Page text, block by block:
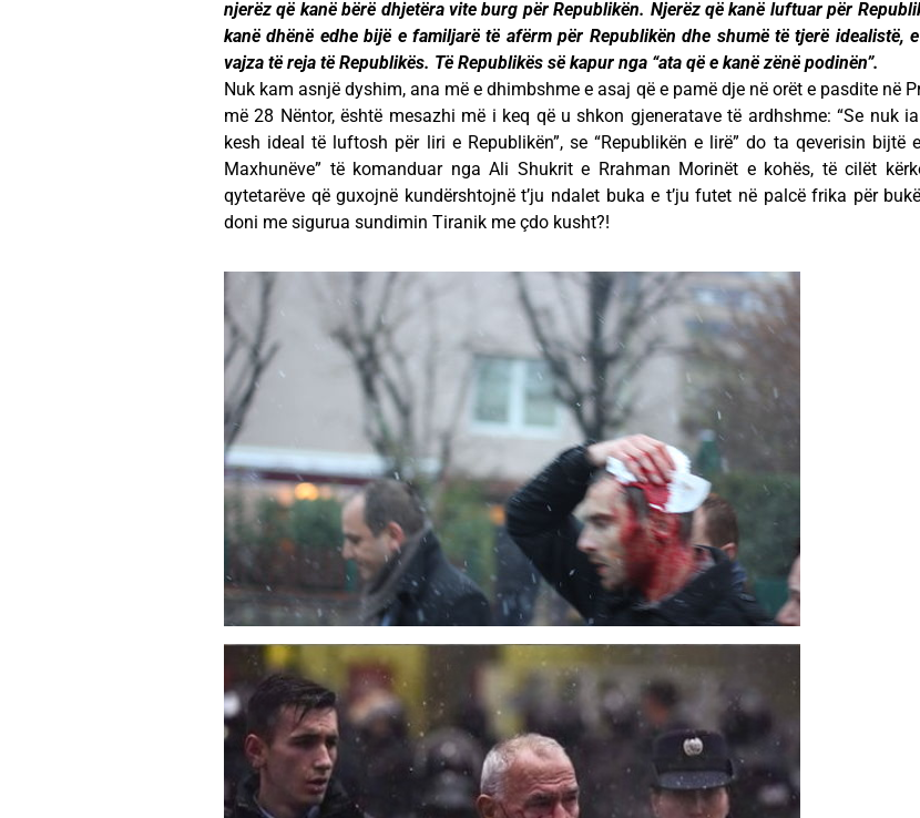
njerëz që kanë bërë dhjetëra vite burg për Republikën. Njerëz që kanë luftuar për
kanë dhënë edhe bijë e familjarë të afërm për Republikën dhe shumë të tjerë idealistë,
vajza të reja të Republikës. Të Republikës së kapur nga “ata që e kanë zënë podinën”.
Nuk kam asnjë dyshim, ana më e dhimbshme e asaj që e pamë dje në orët e pasdite në
më 28 Nëntor, është mesazhi më i keq që u shkon gjeneratave të ardhshme: “Se nuk
kesh ideal të luftosh për liri e Republikën”, se “Republikën e lirë” do ta qeverisin bijtë
Maxhunëve” të komanduar nga Ali Shukrit e Rrahman Morinët e kohës, të cilët
qytetarëve që guxojnë kundërshtojnë t’ju ndalet buka e t’ju futet në palcë frika për
doni me sigurua sundimin Tiranik me çdo kusht?!